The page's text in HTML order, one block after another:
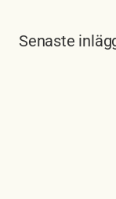
Senaste